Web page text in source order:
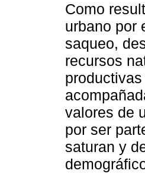
Como
urbano por
saqueo,
recursos
valores de
por ser
saturan y